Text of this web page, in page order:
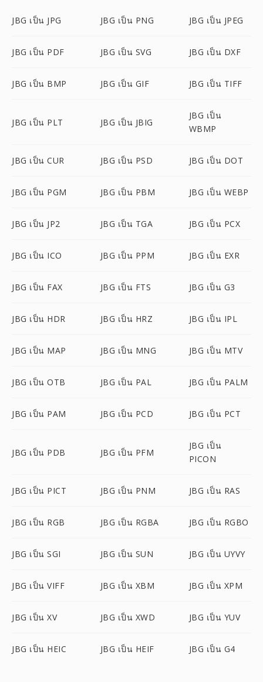
JBG เป็น JPG JBG เป็น PNG JBG เป็น JPEG
JBG เป็น PDF JBG เป็น SVG JBG เป็น DXF
JBG เป็น BMP JBG เป็น GIF JBG เป็น TIFF
JBG เป็น PLT JBG เป็น JBIG
JBG เป็น
WBMP
JBG เป็น CUR JBG เป็น PSD JBG เป็น DOT
JBG เป็น PGM JBG เป็น PBM JBG เป็น WEBP
JBG เป็น JP2 JBG เป็น TGA JBG เป็น PCX
JBG เป็น ICO JBG เป็น PPM JBG เป็น EXR
JBG เป็น FAX JBG เป็น FTS JBG เป็น G3
JBG เป็น HDR JBG เป็น HRZ JBG เป็น IPL
JBG เป็น MAP JBG เป็น MNG JBG เป็น MTV
JBG เป็น OTB JBG เป็น PAL JBG เป็น PALM
JBG เป็น PAM JBG เป็น PCD JBG เป็น PCT
JBG เป็น PDB JBG เป็น PFM
JBG เป็น
PICON
JBG เป็น PICT JBG เป็น PNM JBG เป็น RAS
JBG เป็น RGB JBG เป็น RGBA JBG เป็น RGBO
JBG เป็น SGI JBG เป็น SUN JBG เป็น UYVY
JBG เป็น VIFF JBG เป็น XBM JBG เป็น XPM
JBG เป็น XV JBG เป็น XWD JBG เป็น YUV
JBG เป็น HEIC JBG เป็น HEIF JBG เป็น G4